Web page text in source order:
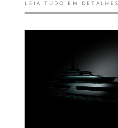
LEIA TUDO EM DETALHES